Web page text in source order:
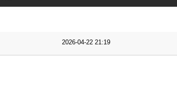
2026-04-22 21:19